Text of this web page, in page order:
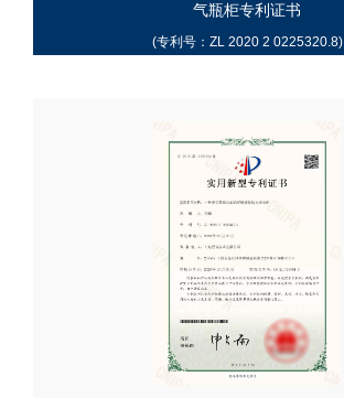
气瓶柜专利证书
(专利号：ZL 2020 2 0225320.8)